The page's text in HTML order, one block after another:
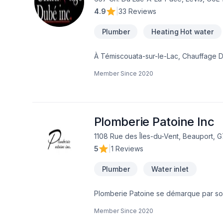
4.9
33 Reviews
Plumber Heating Hot water
À Témiscouata-sur-le-Lac, Chauffage
des solutions adaptées à vos besoins
Member Since 2020
Plomberie Patoine Inc
1108 Rue des Îles-du-Vent, Beauport,
5
1 Reviews
Plumber Water inlet
Plomberie Patoine se démarque par
ecran de verre ainsi que porte de
Member Since 2020